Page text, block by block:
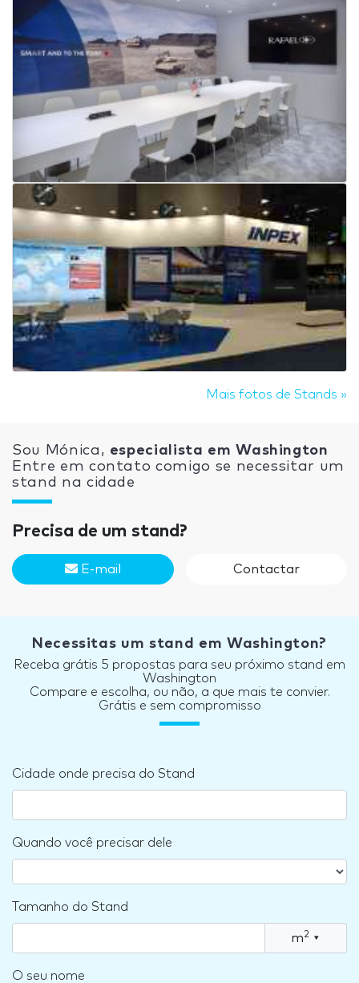
Mais fotos de Stands »
Sou Mónica, especialista em Washington
Entre em contato comigo se necessitar um
stand na cidade
Precisa de um stand?
E-mail Contactar
Necessitas um stand em Washington?
Receba grátis 5 propostas para seu próximo stand em
Washington
Compare e escolha, ou não, a que mais te convier.
Grátis e sem compromisso
Cidade onde precisa do Stand
Quando você precisar dele
Tamanho do Stand
m2 ▾
O seu nome